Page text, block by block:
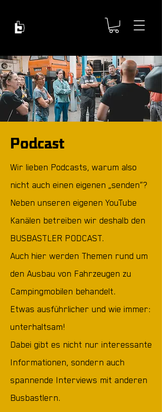
Podcast
Wir lieben Podcasts, warum also
nicht auch einen eigenen „senden“?
Neben unseren eigenen YouTube
Kanälen betreiben wir deshalb den
BUSBASTLER PODCAST.
Auch hier werden Themen rund um
den Ausbau von Fahrzeugen zu
Campingmobilen behandelt.
Etwas ausführlicher und wie immer:
unterhaltsam!
Dabei gibt es nicht nur interessante
Informationen, sondern auch
spannende Interviews mit anderen
Busbastlern.